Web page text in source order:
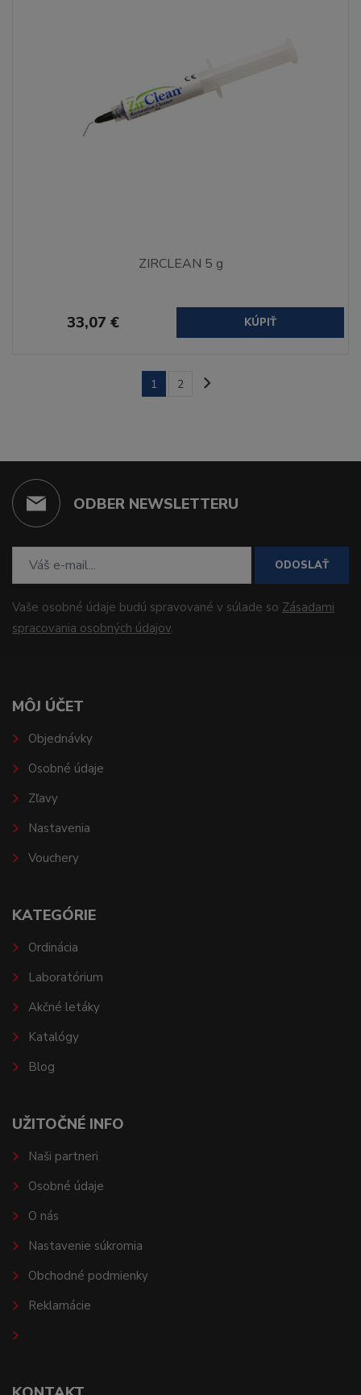
ZIRCLEAN 5 g
33,07 € KÚPIŤ
1 2
ODBER NEWSLETTERU
ODOSLAŤ
Vaše osobné údaje budú spravované v súlade so Zásadami
spracovania osobných údajov.
MÔJ ÚČET
Objednávky
Osobné údaje
Zľavy
Nastavenia
Vouchery
KATEGÓRIE
Ordinácia
Laboratórium
Akčné letáky
Katalógy
Blog
UŽITOČNÉ INFO
Naši partneri
Osobné údaje
O nás
Nastavenie súkromia
Obchodné podmienky
Reklamácie